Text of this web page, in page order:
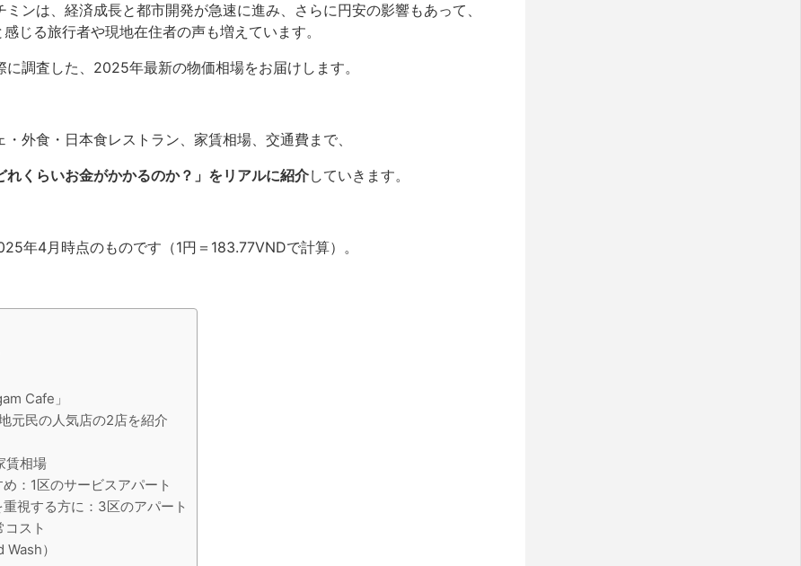
ンは、経済成長と都市開発が急速に進み、さらに円安の影響もあって、
感じる旅行者や現地在住者の声も増えています。
調査した、2025年最新の物価相場をお届けします。
外食・日本食レストラン、家賃相場、交通費まで、
れくらいお金がかかるのか？」をリアルに紹介していきます。
年4月時点のものです（1円＝183.77VNDで計算）。
Cafe」
元民の人気店の2店を紹介
賃相場
：1区のサービスアパート
視する方に：3区のアパート
スト
）